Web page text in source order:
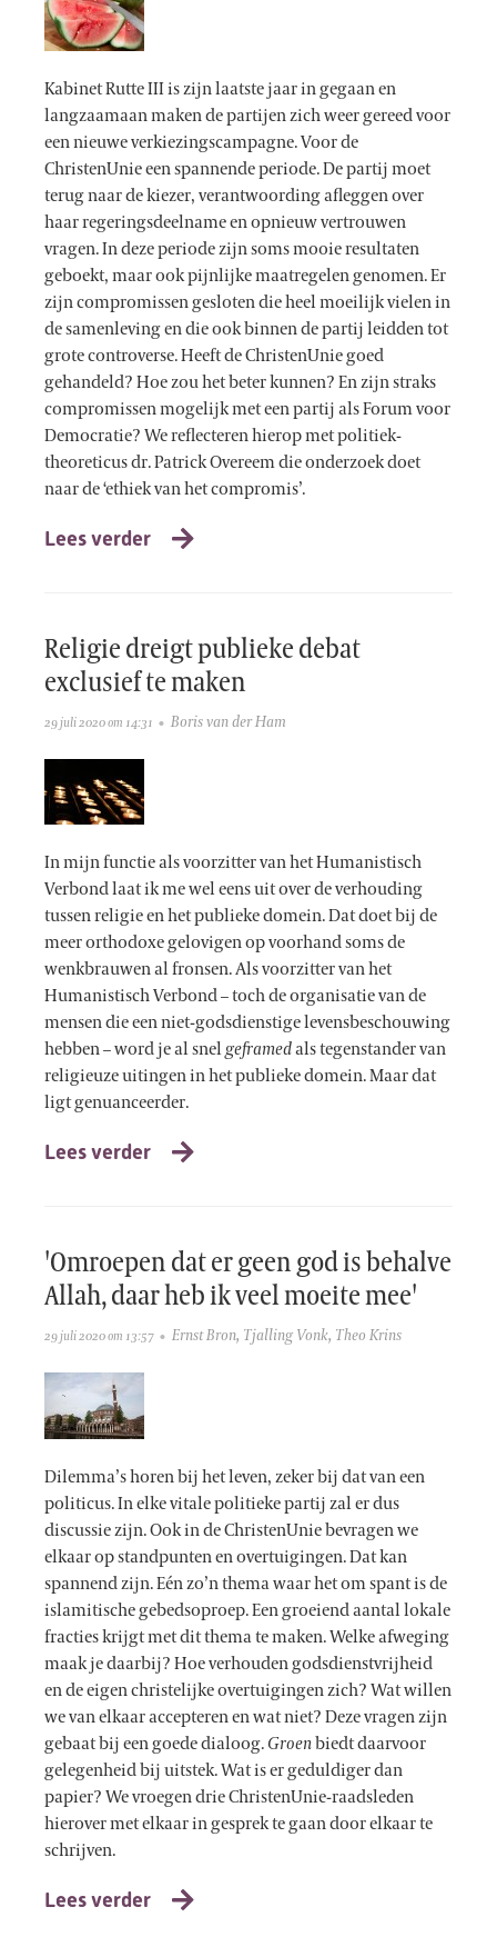
Kabinet Rutte III is zijn laatste jaar in gegaan en
langzaamaan maken de partijen zich weer gereed voor
een nieuwe verkiezingscampagne. Voor de
ChristenUnie een spannende periode. De partij moet
terug naar de kiezer, verantwoording afleggen over
haar regeringsdeelname en opnieuw vertrouwen
vragen. In deze periode zijn soms mooie resultaten
geboekt, maar ook pijnlijke maatregelen genomen. Er
zijn compromissen gesloten die heel moeilijk vielen in
de samenleving en die ook binnen de partij leidden tot
grote controverse. Heeft de ChristenUnie goed
gehandeld? Hoe zou het beter kunnen? En zijn straks
compromissen mogelijk met een partij als Forum voor
Democratie? We reflecteren hierop met politiek-
theoreticus dr. Patrick Overeem die onderzoek doet
naar de ‘ethiek van het compromis’.
Lees verder
Religie dreigt publieke debat
exclusief te maken
29 juli 2020 om 14:31 Boris van der Ham
In mijn functie als voorzitter van het Humanistisch
Verbond laat ik me wel eens uit over de verhouding
tussen religie en het publieke domein. Dat doet bij de
meer orthodoxe gelovigen op voorhand soms de
wenkbrauwen al fronsen. Als voorzitter van het
Humanistisch Verbond – toch de organisatie van de
mensen die een niet-godsdienstige levensbeschouwing
hebben – word je al snelgeframedals tegenstander van
religieuze uitingen in het publieke domein. Maar dat
ligt genuanceerder.
Lees verder
'Omroepen dat er geen god is behalve
Allah, daar heb ik veel moeite mee'
29 juli 2020 om 13:57 Ernst Bron, Tjalling Vonk, Theo Krins
Dilemma’s horen bij het leven, zeker bij dat van een
politicus. In elke vitale politieke partij zal er dus
discussie zijn. Ook in de ChristenUnie bevragen we
elkaar op standpunten en overtuigingen. Dat kan
spannend zijn. Eén zo’n thema waar het om spant is de
islamitische gebedsoproep. Een groeiend aantal lokale
fracties krijgt met dit thema te maken. Welke afweging
maak je daarbij? Hoe verhouden godsdienstvrijheid
en de eigen christelijke overtuigingen zich? Wat willen
we van elkaar accepteren en wat niet? Deze vragen zijn
gebaat bij een goede dialoog. Groenbiedt daarvoor
gelegenheid bij uitstek. Wat is er geduldiger dan
papier? We vroegen drie ChristenUnie-raadsleden
hierover met elkaar in gesprek te gaan door elkaar te
schrijven.
Lees verder